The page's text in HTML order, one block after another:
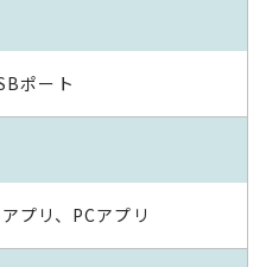
ポート
プリ、PCアプリ